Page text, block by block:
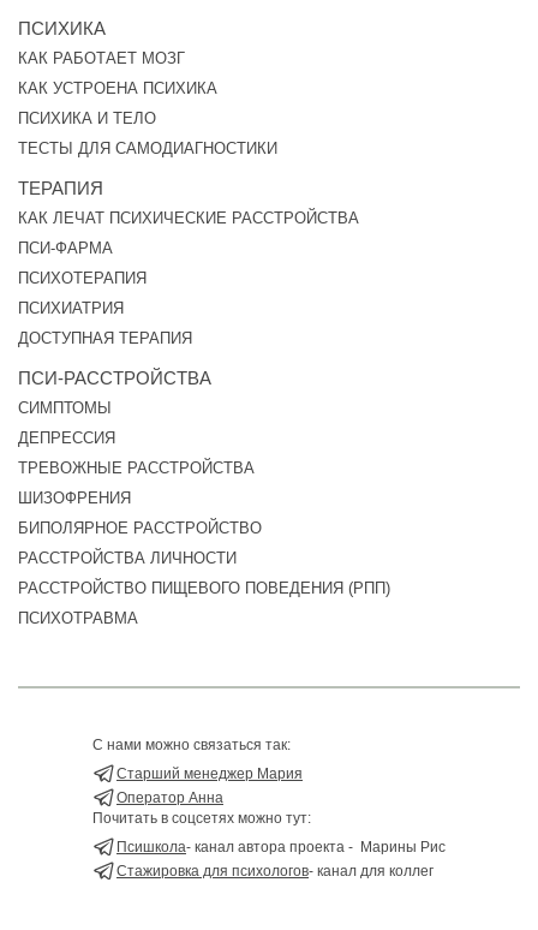
ПСИХИКА
КАК РАБОТАЕТ МОЗГ
КАК УСТРОЕНА ПСИХИКА
ПСИХИКА И ТЕЛО
ТЕСТЫ ДЛЯ САМОДИАГНОСТИКИ
ТЕРАПИЯ
КАК ЛЕЧАТ ПСИХИЧЕСКИЕ РАССТРОЙСТВА
ПСИ-ФАРМА
ПСИХОТЕРАПИЯ
ПСИХИАТРИЯ
ДОСТУПНАЯ ТЕРАПИЯ
ПСИ-РАССТРОЙСТВА
CИМПТОМЫ
ДЕПРЕССИЯ
ТРЕВОЖНЫЕ РАССТРОЙСТВА
ШИЗОФРЕНИЯ
БИПОЛЯРНОЕ РАССТРОЙСТВО
РАССТРОЙСТВА ЛИЧНОСТИ
РАССТРОЙСТВО ПИЩЕВОГО ПОВЕДЕНИЯ (РПП)
ПСИХОТРАВМА
С нами можно связаться так:
Старший менеджер Мария
Оператор Анна
Почитать в соцсетях можно тут:
Псишкола- канал автора проекта - Марины Рис
Стажировка для психологов- канал для коллег